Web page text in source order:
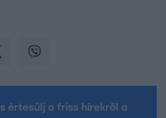
értesülj a friss hírekről a